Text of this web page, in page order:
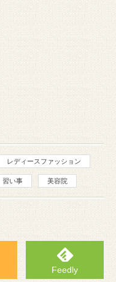
レディースファッション
習い事 美容院
Feedly